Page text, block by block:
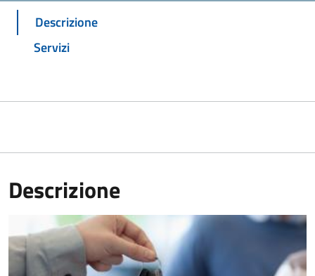
Descrizione
Servizi
Descrizione